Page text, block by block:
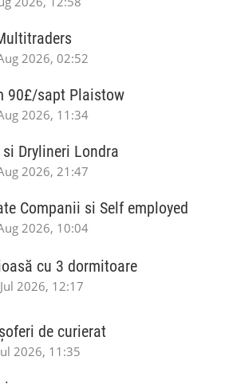
2026, 02:52
90£/sapt Plaistow
2026, 11:34
Drylineri Londra
2026, 21:47
Companii si Self employed
2026, 10:04
cu 3 dormitoare
2026, 12:17
de curierat
2026, 11:35